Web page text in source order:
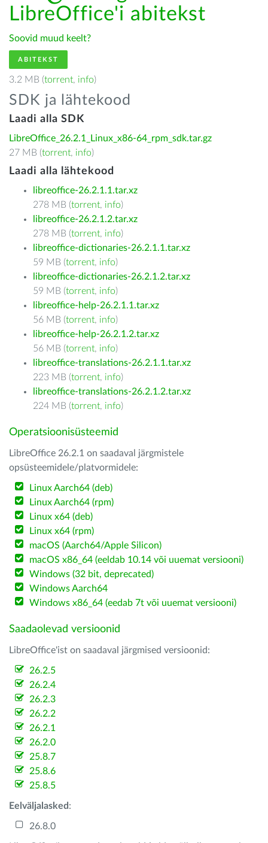
LibreOffice'i abitekst
Soovid muud keelt?
ABITEKST
3.2 MB (torrent, info)
SDK ja lähtekood
Laadi alla SDK
LibreOffice_26.2.1_Linux_x86-64_rpm_sdk.tar.gz
27 MB (torrent, info)
Laadi alla lähtekood
libreoffice-26.2.1.1.tar.xz
278 MB (torrent, info)
libreoffice-26.2.1.2.tar.xz
278 MB (torrent, info)
libreoffice-dictionaries-26.2.1.1.tar.xz
59 MB (torrent, info)
libreoffice-dictionaries-26.2.1.2.tar.xz
59 MB (torrent, info)
libreoffice-help-26.2.1.1.tar.xz
56 MB (torrent, info)
libreoffice-help-26.2.1.2.tar.xz
56 MB (torrent, info)
libreoffice-translations-26.2.1.1.tar.xz
223 MB (torrent, info)
libreoffice-translations-26.2.1.2.tar.xz
224 MB (torrent, info)
Operatsioonisüsteemid
LibreOffice 26.2.1 on saadaval järgmistele
opsüsteemidele/platvormidele:
Linux Aarch64 (deb)
Linux Aarch64 (rpm)
Linux x64 (deb)
Linux x64 (rpm)
macOS (Aarch64/Apple Silicon)
macOS x86_64 (eeldab 10.14 või uuemat versiooni)
Windows (32 bit, deprecated)
Windows Aarch64
Windows x86_64 (eedab 7t või uuemat versiooni)
Saadaolevad versioonid
LibreOffice'ist on saadaval järgmised versioonid:
26.2.5
26.2.4
26.2.3
26.2.2
26.2.1
26.2.0
25.8.7
25.8.6
25.8.5
Eelväljalasked :
26.8.0